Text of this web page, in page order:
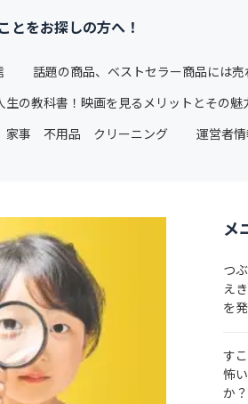
とをお探しの方へ！
話題の商品、ベストセラー商品には売
生の教科書！映画を見るメリットとその魅
事 不用品 クリーニング
運営者
メ
つ
え
を
す
怖
か